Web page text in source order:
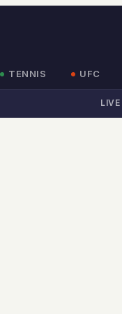
TENNIS UFC
LIVE